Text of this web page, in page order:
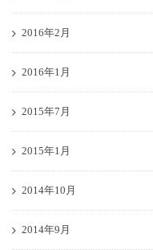
2016年2月
2016年1月
2015年7月
2015年1月
2014年10月
2014年9月